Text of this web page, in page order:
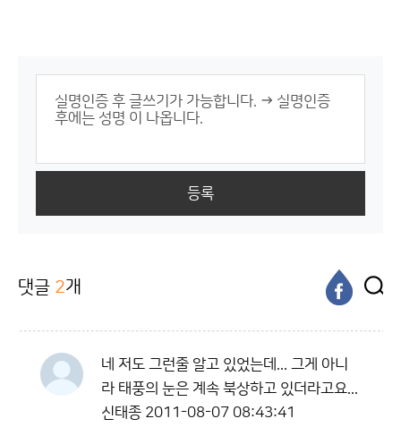
등록
댓글 2개
네 저도 그런줄 알고 있었는데... 그게 아니
라 태풍의 눈은 계속 북상하고 있더라고요...
신태종 2011-08-07 08:43:41